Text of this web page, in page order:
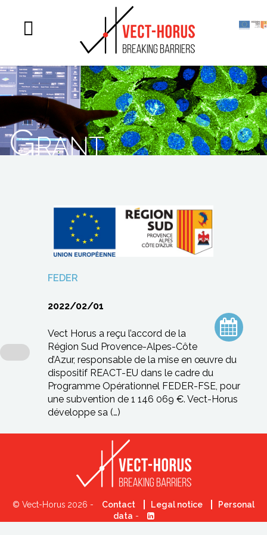
Grant
FEDER
2022/02/01
Vect Horus a reçu l’accord de la
Région Sud Provence-Alpes-Côte
d’Azur, responsable de la mise en œuvre du
dispositif REACT-EU dans le cadre du
Programme Opérationnel FEDER-FSE, pour
une subvention de 1 146 069 €. Vect-Horus
développe sa (…)
© Vect-Horus 2026 - Contact Legal notice
Personal
data -